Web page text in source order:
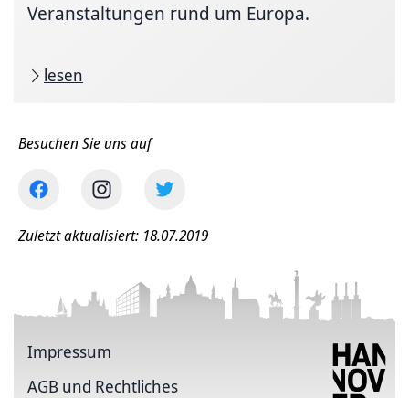
Veranstaltungen rund um Europa.
lesen
Besuchen Sie uns auf
Zuletzt aktualisiert: 18.07.2019
Impressum
AGB und Rechtliches